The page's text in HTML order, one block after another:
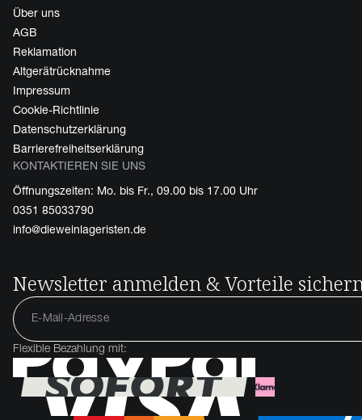
Über uns
AGB
Reklamation
Altgerätrücknahme
Impressum
Cookie-Richtlinie
Datenschutzerklärung
Barrierefreiheitserklärung
KONTAKTIEREN SIE UNS
Öffnungszeiten: Mo. bis Fr., 09.00 bis 17.00 Uhr
0351 85033790
info@dieweinlageristen.de
Newsletter anmelden & Vorteile
Flexible Bezahlung mit: